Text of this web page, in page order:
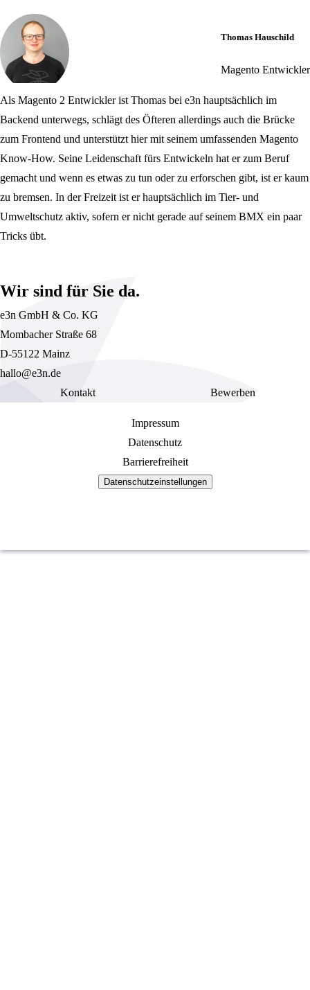
Thomas Hauschild
Magento Entwickler
Als Magento 2 Entwickler ist Thomas bei e3n hauptsächlich im
Backend unterwegs, schlägt des Öfteren allerdings auch die Brücke
zum Frontend und unterstützt hier mit seinem umfassenden Magento
Know-How. Seine Leidenschaft fürs Entwickeln hat er zum Beruf
gemacht und wenn es etwas zu tun oder zu erforschen gibt, ist er kaum
zu bremsen. In der Freizeit ist er hauptsächlich im Tier- und
Umweltschutz aktiv, sofern er nicht gerade auf seinem BMX ein paar
Tricks übt.
Wir sind für Sie da.
e3n GmbH & Co. KG
Mombacher Straße 68
D-55122 Mainz
hallo@e3n.de
Kontakt
Bewerben
Impressum
Datenschutz
Barrierefreiheit
Datenschutzeinstellungen